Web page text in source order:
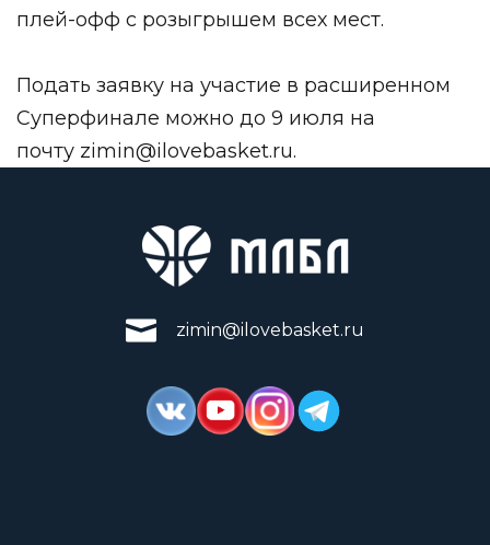
плей-офф с розыгрышем всех мест.
Подать заявку на участие в расширенном
Суперфинале можно до 9 июля на
почту zimin@ilovebasket.ru.
zimin@ilovebasket.ru